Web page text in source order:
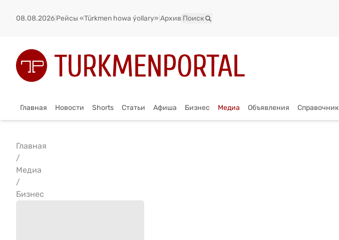
08.08.2026 Рейсы «Türkmen howa ýollary» Архив Поиск
Главная Новости Shorts Статьи Афиша Бизнес Медиа Объявления Справочник
Главная
/
Медиа
/
Бизнес